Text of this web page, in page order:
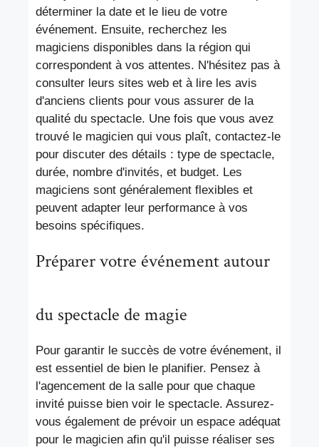
déterminer la date et le lieu de votre
événement. Ensuite, recherchez les
magiciens disponibles dans la région qui
correspondent à vos attentes. N'hésitez pas à
consulter leurs sites web et à lire les avis
d'anciens clients pour vous assurer de la
qualité du spectacle. Une fois que vous avez
trouvé le magicien qui vous plaît, contactez-le
pour discuter des détails : type de spectacle,
durée, nombre d'invités, et budget. Les
magiciens sont généralement flexibles et
peuvent adapter leur performance à vos
besoins spécifiques.
Préparer votre événement autour
du spectacle de magie
Pour garantir le succès de votre événement, il
est essentiel de bien le planifier. Pensez à
l'agencement de la salle pour que chaque
invité puisse bien voir le spectacle. Assurez-
vous également de prévoir un espace adéquat
pour le magicien afin qu'il puisse réaliser ses